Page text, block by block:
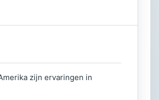
zijn ervaringen in